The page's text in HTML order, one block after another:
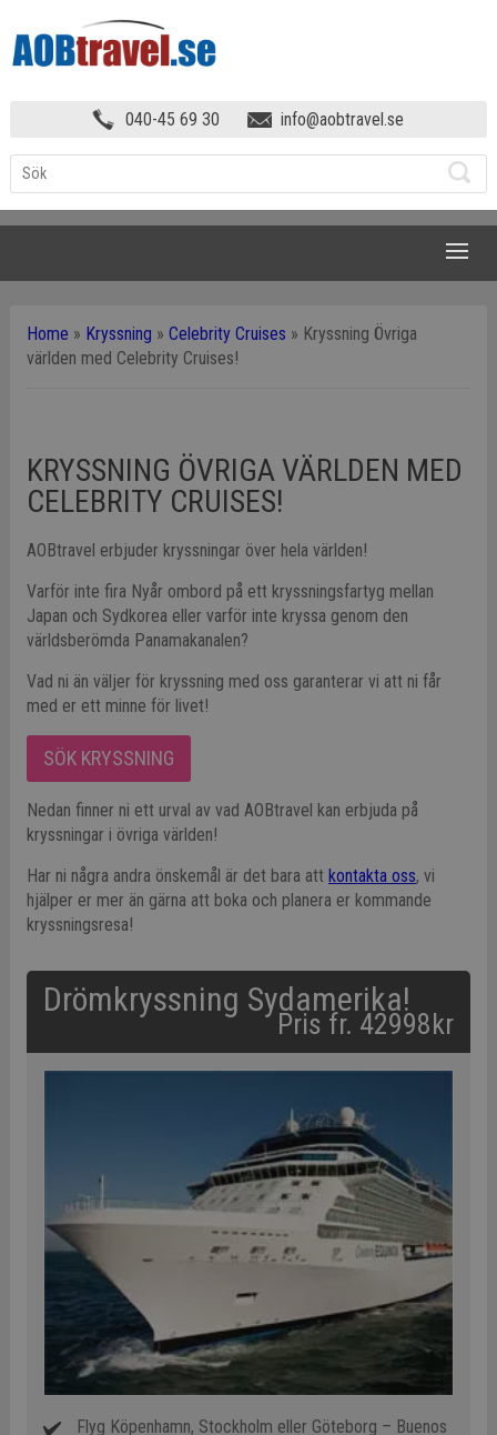
040-45 69 30 info@aobtravel.se
Home » Kryssning » Celebrity Cruises » Kryssning Övriga
världen med Celebrity Cruises!
KRYSSNING ÖVRIGA VÄRLDEN MED
CELEBRITY CRUISES!
AOBtravel erbjuder kryssningar över hela världen!
Varför inte fira Nyår ombord på ett kryssningsfartyg mellan
Japan och Sydkorea eller varför inte kryssa genom den
världsberömda Panamakanalen?
Vad ni än väljer för kryssning med oss garanterar vi att ni får
med er ett minne för livet!
SÖK KRYSSNING
Nedan finner ni ett urval av vad AOBtravel kan erbjuda på
kryssningar i övriga världen!
Har ni några andra önskemål är det bara att kontakta oss, vi
hjälper er mer än gärna att boka och planera er kommande
kryssningsresa!
Drömkryssning Sydamerika!
Pris fr. 42998kr
Flyg Köpenhamn, Stockholm eller Göteborg – Buenos